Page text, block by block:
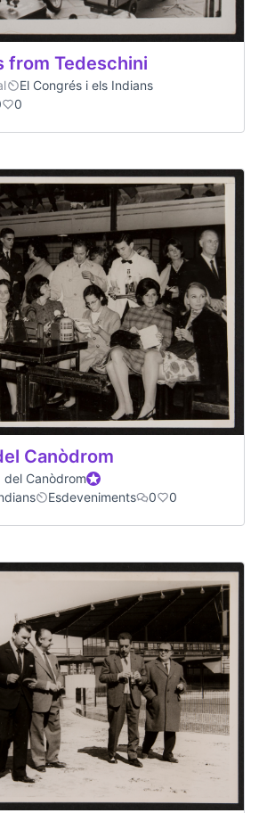
from Tedeschini
El Congrés i els Indians
0
Canòdrom
del CanòdromOfficial participant
Esdeveniments 0 0